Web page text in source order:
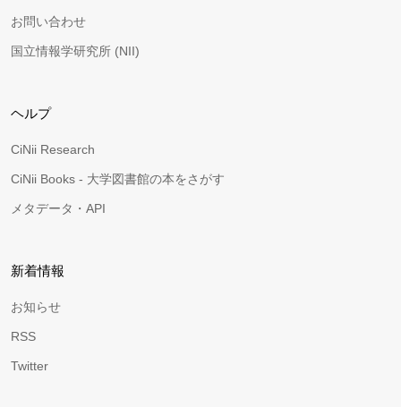
お問い合わせ
国立情報学研究所 (NII)
ヘルプ
CiNii Research
CiNii Books - 大学図書館の本をさがす
メタデータ・API
新着情報
お知らせ
RSS
Twitter